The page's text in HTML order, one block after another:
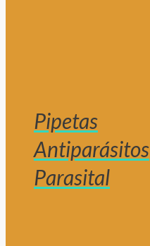
Pipetas
Antiparásitos
Parasital